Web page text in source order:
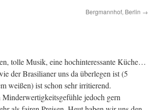
Bergmannhof, Berlin →
tolle Musik, eine hochinteressante Küche…
der Brasilianer uns da überlegen ist (5
weißen) ist schon sehr irritierend.
jedoch gern